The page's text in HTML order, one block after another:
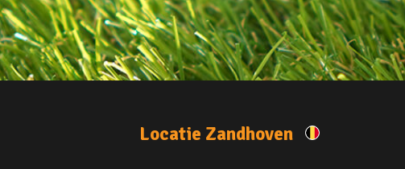
Locatie Zandhoven